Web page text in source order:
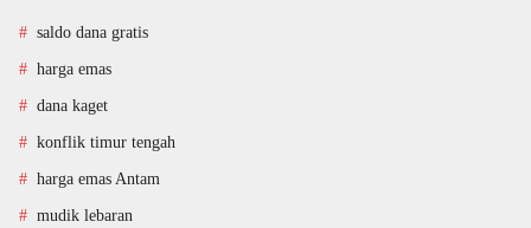
saldo dana gratis
harga emas
dana kaget
konflik timur tengah
harga emas Antam
mudik lebaran